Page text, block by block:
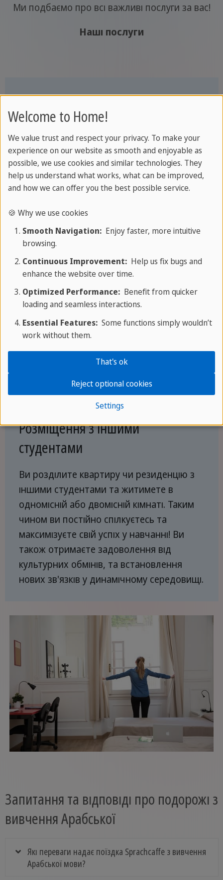
Ми подбаємо про всі важливі послуги за вас!
Наші послуги
Ваша приймаюча сімʼя
інтенсивніше засвоювати французьку
мову, котру ви вивчаєте на курсі. Ви
познайомитеся з життям місцевих
жителів, їх культурою та кухнею. Усе це
підібрали спеціально для вас!
Розміщення з іншими
студентами
Ви розділите квартиру чи резиденцію з
іншими студентами та житимете в
одномісній або двомісній кімнаті. Таким
чином ви постійно спілкуєтесь та
максимізуєте свій успіх у навчанні! Ви
також отримаєте задоволення від
культурних обмінів, та встановлення
нових зв'язків у динамічному середовищі.
Запитання та відповіді про подорожі з
вивчення Арабської
Які переваги надає поїздка Sprachcaffe з вивчення
Арабської мови?
Welcome to Home!
We value trust and respect your privacy. To make your
experience on our website as smooth and enjoyable as
possible, we use cookies and similar technologies. They
help us understand what works, what can be improved,
and how we can offer you the best possible service.
🍪 Why we use cookies
Smooth Navigation:Enjoy faster, more intuitive
browsing.
Continuous Improvement:Help us fix bugs and
enhance the website over time.
Optimized Performance:Benefit from quicker
loading and seamless interactions.
Essential Features:Some functions simply wouldn’t
work without them.
Settings
Reject optional cookies
That's ok